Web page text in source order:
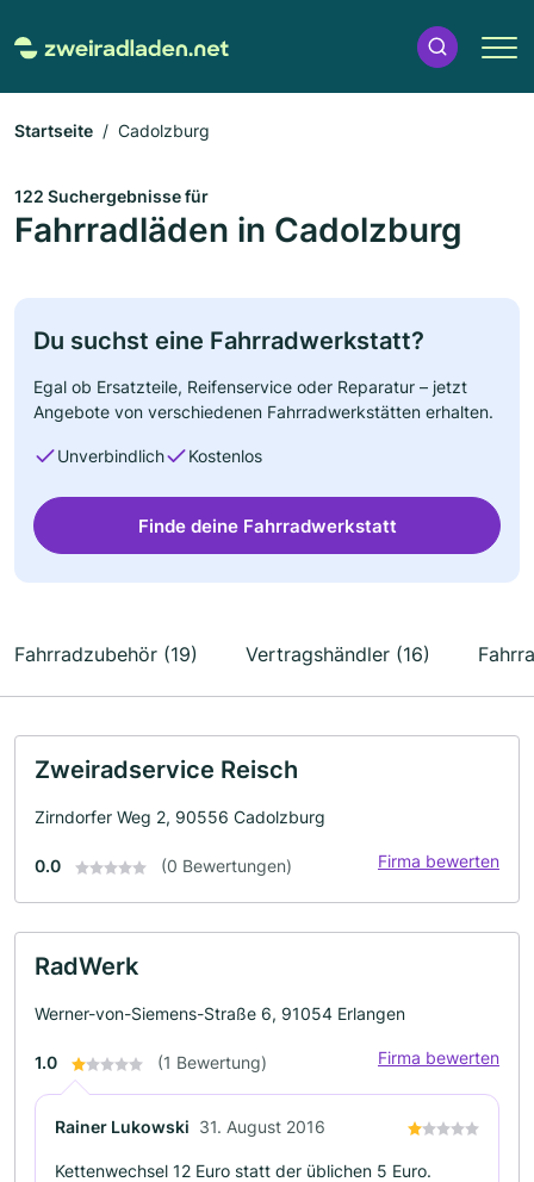
Startseite Cadolzburg
122 Suchergebnisse für
Fahrradläden in Cadolzburg
Du suchst eine Fahrradwerkstatt?
Egal ob Ersatzteile, Reifenservice oder Reparatur – jetzt
Angebote von verschiedenen Fahrradwerkstätten erhalten.
Unverbindlich Kostenlos
Finde deine Fahrradwerkstatt
Fahrradzubehör (19) Vertragshändler (16)
Zweiradservice Reisch
Zirndorfer Weg 2, 90556 Cadolzburg
0.0 (0 Bewertungen) Firma bewerten
RadWerk
Werner-von-Siemens-Straße 6, 91054 Erlangen
1.0 (1 Bewertung) Firma bewerten
Rainer Lukowski 31. August 2016
Kettenwechsel 12 Euro statt der üblichen 5 Euro.